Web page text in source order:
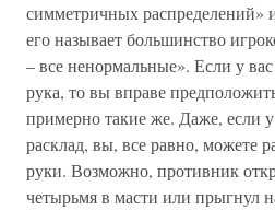
симметричных распределений»
его называет большинство
– все ненормальные». Если у вас
рука, то вы вправе
примерно такие же. Даже, если
расклад, вы, все равно, можете
руки. Возможно, противник
четырьмя в масти или прыгнул